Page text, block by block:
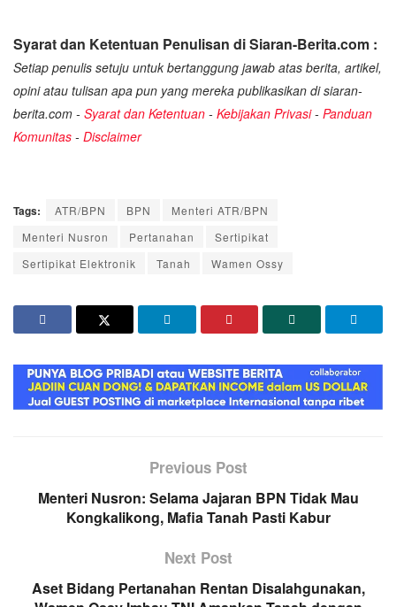
Syarat dan Ketentuan Penulisan di Siaran-Berita.com :
Setiap penulis setuju untuk bertanggung jawab atas berita, artikel,
opini atau tulisan apa pun yang mereka publikasikan di siaran-
berita.com - Syarat dan Ketentuan - Kebijakan Privasi- Panduan
Komunitas - Disclaimer
Tags: ATR/BPN BPN
Menteri ATR/BPN
Menteri Nusron
Pertanahan
Sertipikat
Sertipikat Elektronik
Tanah Wamen Ossy
Previous Post
Menteri Nusron: Selama Jajaran BPN Tidak Mau
Kongkalikong, Mafia Tanah Pasti Kabur
Next Post
Aset Bidang Pertanahan Rentan Disalahgunakan,